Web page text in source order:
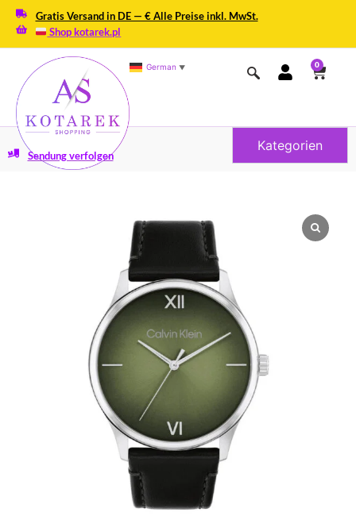
Gratis Versand in DE — € Alle Preise inkl. MwSt.
Shop kotarek.pl
German ▼ 0
Kategorien
Sendung verfolgen